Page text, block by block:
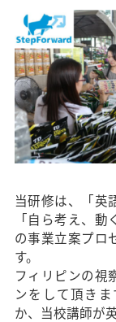
当研修は、「英
「自ら考え、
の事業立案プロ
す。
フィリピンの視
ンをして頂き
か、当校講師が